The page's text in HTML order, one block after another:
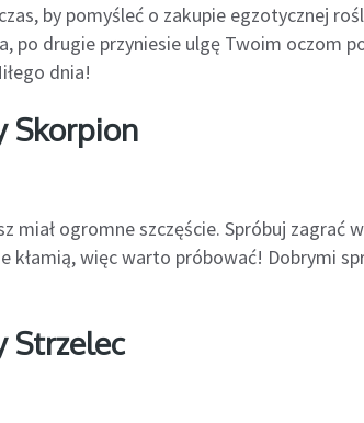
by pomyśleć o zakupie egzotycznej
po drugie przyniesie ulgę Twoim oczom
dnia!
Skorpion
miał ogromne szczęście. Spróbuj
kłamią, więc warto próbować! Dobrymi
Strzelec